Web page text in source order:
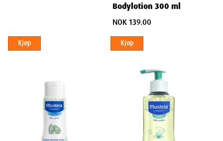
Kjøp
Bodylotion 300 ml
NOK 139.00
Kjøp